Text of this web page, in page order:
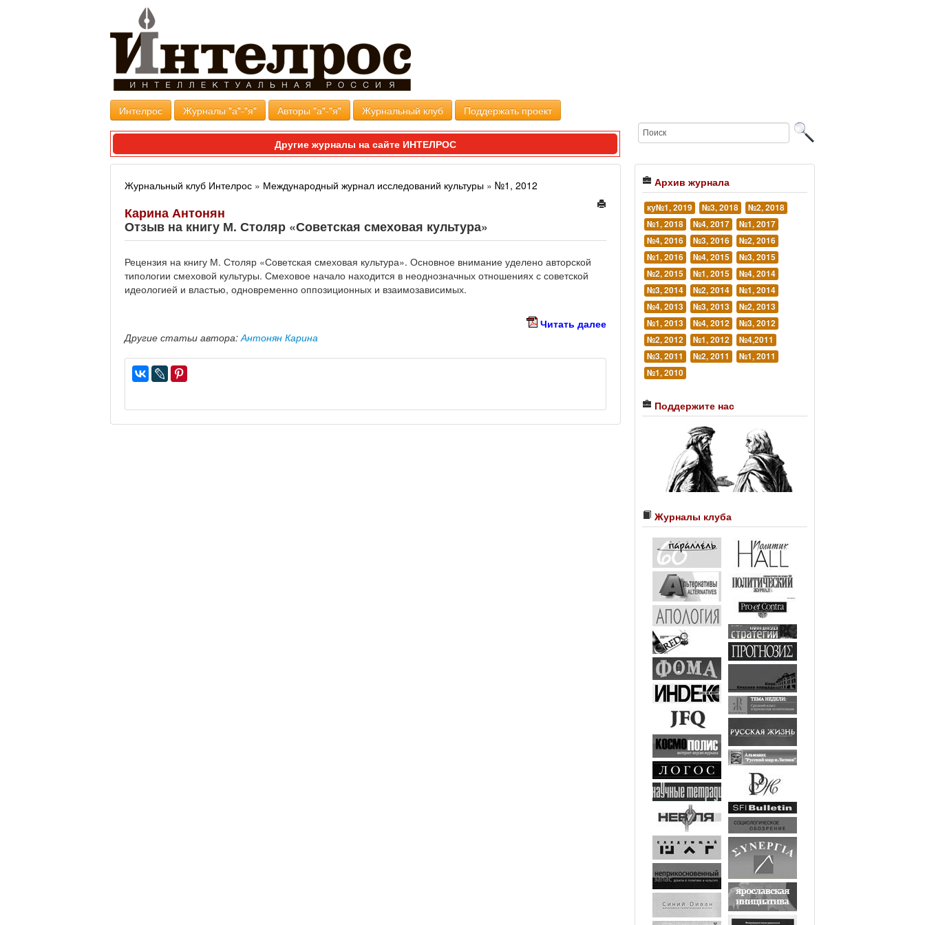
Интелрос Журналы "а"-"я" Авторы "а"-"я" Журнальный клуб Поддержать проект
Другие журналы на сайте ИНТЕЛРОС
Журнальный клуб Интелрос » Международный журнал исследований культуры » №1, 2012
Карина Антонян
Отзыв на книгу М. Столяр «Советская смеховая культура»
Рецензия на книгу М. Столяр «Советская смеховая культура». Основное внимание уделено авторской
типологии смеховой культуры. Смеховое начало находится в неоднозначных отношениях с советской
идеологией и властью, одновременно оппозиционных и взаимозависимых.
Читать далее
Другие статьи автора:Антонян Карина
Архив журнала
ку№1, 2019 №3, 2018
№2, 2018
№1, 2018
№4, 2017
№1, 2017
№4, 2016
№3, 2016
№2, 2016
№1, 2016
№4, 2015
№3, 2015
№2, 2015
№1, 2015
№4, 2014
№3, 2014
№2, 2014
№1, 2014
№4, 2013
№3, 2013
№2, 2013
№1, 2013
№4, 2012
№3, 2012
№2, 2012
№1, 2012
№4,2011
№3, 2011
№2, 2011
№1, 2011
№1, 2010
Поддержите нас
Журналы клуба